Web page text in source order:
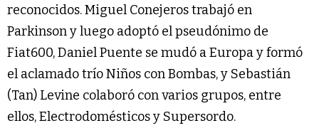
reconocidos. Miguel Conejeros trabajó en
Parkinson y luego adoptó el pseudónimo de
Fiat600, Daniel Puente se mudó a Europa y formó
el aclamado trío Niños con Bombas, y Sebastián
(Tan) Levine colaboró con varios grupos, entre
ellos, Electrodomésticos y Supersordo.